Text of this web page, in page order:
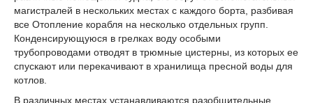
магистралей в нескольких местах с каждого борта, разбивая
все Отопление корабля на несколько отдельных групп.
Конденсирующуюся в грелках воду особыми
трубопроводами отводят в трюмные цистерны, из которых ее
спускают или перекачивают в хранилища пресной воды для
котлов.
В различных местах устанавливаются разобщительные